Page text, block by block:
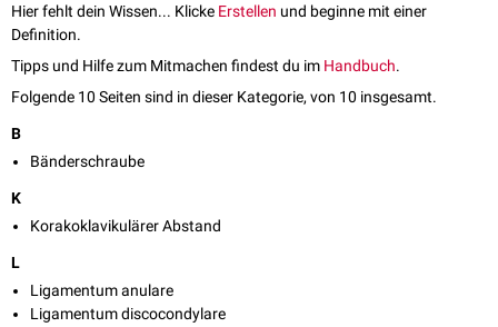
Hier fehlt dein Wissen... Klicke Erstellen und beginne mit einer
Definition.
Tipps und Hilfe zum Mitmachen findest du im Handbuch.
Folgende 10 Seiten sind in dieser Kategorie, von 10 insgesamt.
B
Bänderschraube
K
Korakoklavikulärer Abstand
L
Ligamentum anulare
Ligamentum discocondylare